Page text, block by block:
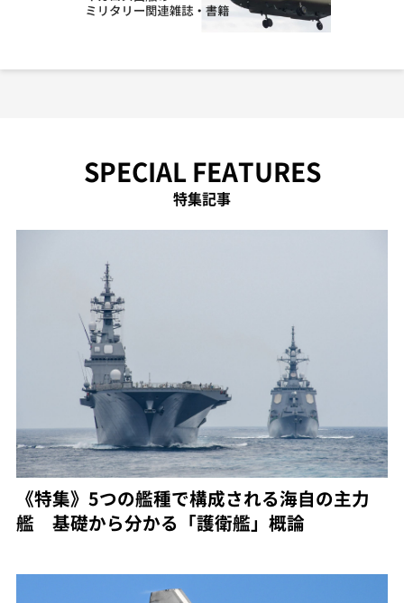
SPECIAL FEATURES
特集記事
《特集》5つの艦種で構成される海自の主力
艦 基礎から分かる「護衛艦」概論